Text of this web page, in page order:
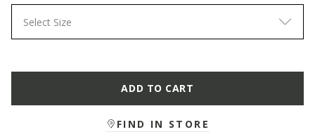
Select Size
ADD TO CART
FIND IN STORE